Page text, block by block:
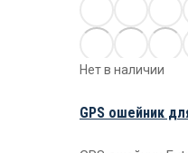
Нет в наличии
GPS ошейник